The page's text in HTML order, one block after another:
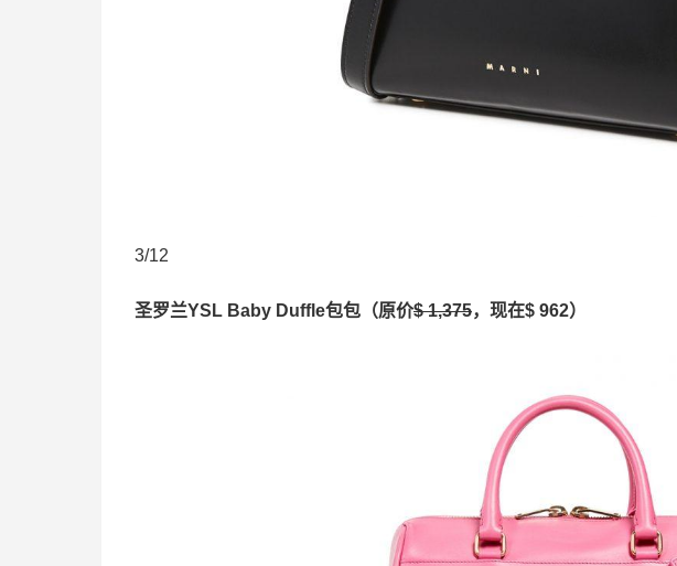
3/12
圣罗兰YSL Baby Duffle包包（原价$ 1,375，现在$ 962）